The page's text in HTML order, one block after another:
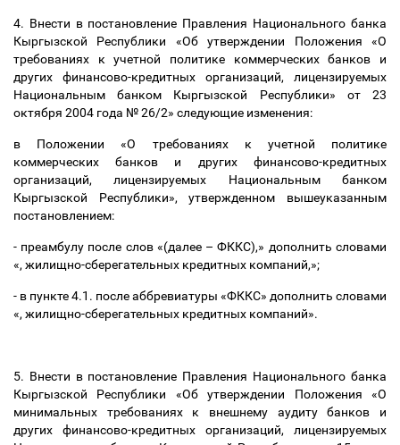
4. Внести в постановление Правления Национального банка
Кыргызской Республики «Об утверждении Положения «О
требованиях к учетной политике коммерческих банков и
других финансово-кредитных организаций, лицензируемых
Национальным банком Кыргызской Республики» от 23
октября 2004 года № 26/2» следующие изменения:
в Положении «О требованиях к учетной политике
коммерческих банков и других финансово-кредитных
организаций, лицензируемых Национальным банком
Кыргызской Республики», утвержденном вышеуказанным
постановлением:
- преамбулу после слов «(далее – ФККС),» дополнить словами
«, жилищно-сберегательных кредитных компаний,»;
- в пункте 4.1. после аббревиатуры «ФККС» дополнить словами
«, жилищно-сберегательных кредитных компаний».
5. Внести в постановление Правления Национального банка
Кыргызской Республики «Об утверждении Положения «О
минимальных требованиях к внешнему аудиту банков и
других финансово-кредитных организаций, лицензируемых